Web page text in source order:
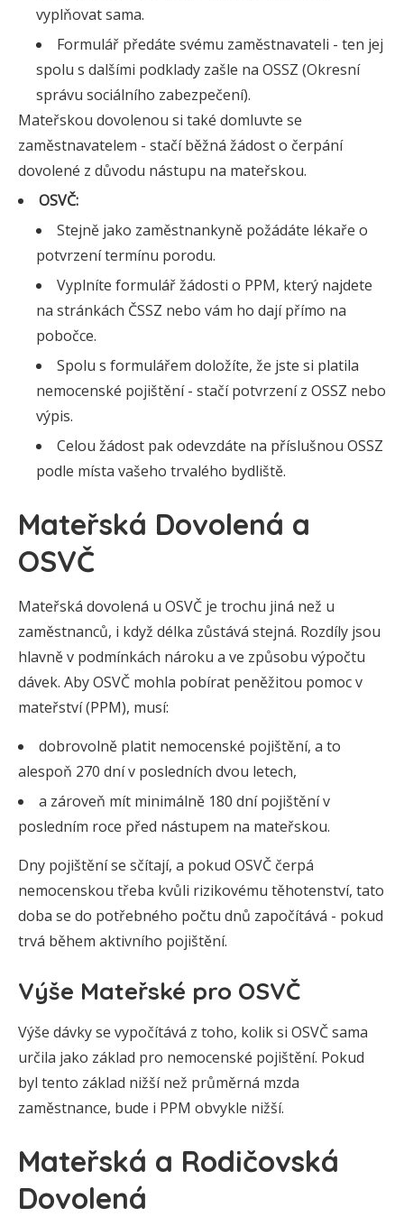
vyplňovat sama.
Formulář předáte svému zaměstnavateli - ten jej
spolu s dalšími podklady zašle na OSSZ (Okresní
správu sociálního zabezpečení).
Mateřskou dovolenou si také domluvte se
zaměstnavatelem - stačí běžná žádost o čerpání
dovolené z důvodu nástupu na mateřskou.
OSVČ:
Stejně jako zaměstnankyně požádáte lékaře o
potvrzení termínu porodu.
Vyplníte formulář žádosti o PPM, který najdete
na stránkách ČSSZ nebo vám ho dají přímo na
pobočce.
Spolu s formulářem doložíte, že jste si platila
nemocenské pojištění - stačí potvrzení z OSSZ nebo
výpis.
Celou žádost pak odevzdáte na příslušnou OSSZ
podle místa vašeho trvalého bydliště.
Mateřská Dovolená a
OSVČ
Mateřská dovolená u OSVČ je trochu jiná než u
zaměstnanců, i když délka zůstává stejná. Rozdíly jsou
hlavně v podmínkách nároku a ve způsobu výpočtu
dávek. Aby OSVČ mohla pobírat peněžitou pomoc v
mateřství (PPM), musí:
dobrovolně platit nemocenské pojištění, a to
alespoň 270 dní v posledních dvou letech,
a zároveň mít minimálně 180 dní pojištění v
posledním roce před nástupem na mateřskou.
Dny pojištění se sčítají, a pokud OSVČ čerpá
nemocenskou třeba kvůli rizikovému těhotenství, tato
doba se do potřebného počtu dnů započítává - pokud
trvá během aktivního pojištění.
Výše Mateřské pro OSVČ
Výše dávky se vypočítává z toho, kolik si OSVČ sama
určila jako základ pro nemocenské pojištění. Pokud
byl tento základ nižší než průměrná mzda
zaměstnance, bude i PPM obvykle nižší.
Mateřská a Rodičovská
Dovolená